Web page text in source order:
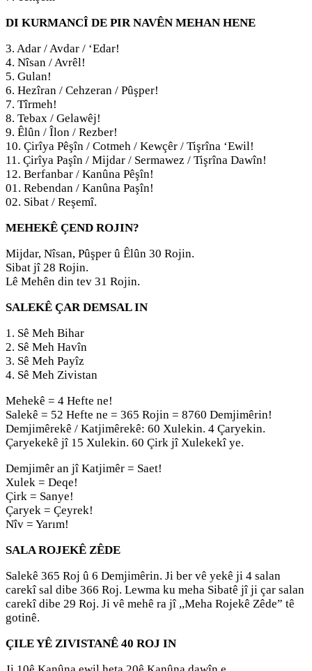
DI KURMANCÎ DE PIR NAVÊN MEHAN HENE
3. Adar / Avdar / ‘Edar!
4. Nîsan / Avrêl!
5. Gulan!
6. Hezîran / Cehzeran / Pûşper!
7. Tîrmeh!
8. Tebax / Gelawêj!
9. Êlûn / Îlon / Rezber!
10. Çirîya Pêşîn / Cotmeh / Kewçêr / Tişrîna ‘Ewil!
11. Çirîya Paşîn / Mijdar / Sermawez / Tişrîna Dawîn!
12. Berfanbar / Kanûna Pêşîn!
01. Rebendan / Kanûna Paşîn!
02. Sibat / Reşemî.
MEHEKÊ ÇEND ROJIN?
Mijdar, Nîsan, Pûşper û Êlûn 30 Rojin.
Sibat jî 28 Rojin.
Lê Mehên din tev 31 Rojin.
SALEKÊ ÇAR DEMSAL IN
1. Sê Meh Bihar
2. Sê Meh Havîn
3. Sê Meh Payîz
4. Sê Meh Zivistan
Mehekê = 4 Hefte ne!
Salekê = 52 Hefte ne = 365 Rojin = 8760 Demjimêrin!
Demjimêrekê / Katjimêrekê: 60 Xulekin. 4 Çaryekin.
Çaryekekê jî 15 Xulekin. 60 Çirk jî Xulekekî ye.
Demjimêr an jî Katjimêr = Saet!
Xulek = Deqe!
Çirk = Sanye!
Çaryek = Çeyrek!
Nîv = Yarım!
SALA ROJEKÊ ZÊDE
Salekê 365 Roj û 6 Demjimêrin. Ji ber vê yekê ji 4 salan
carekî sal dibe 366 Roj. Lewma ku meha Sibatê jî ji çar salan
carekî dibe 29 Roj. Ji vê mehê ra jî ,,Meha Rojekê Zêde” tê
gotinê.
ÇILE YÊ ZIVISTANÊ 40 ROJ IN